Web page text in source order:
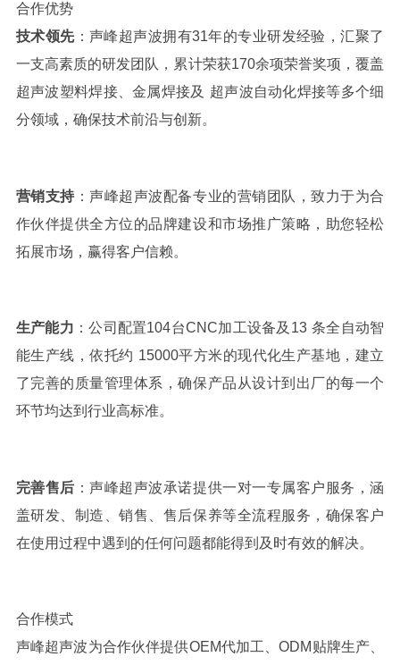
合作优势
技术领先：声峰超声波拥有31年的专业研发经验，汇聚了
一支高素质的研发团队，累计荣获170余项荣誉奖项，覆盖
超声波塑料焊接、金属焊接及 超声波自动化焊接等多个细
分领域，确保技术前沿与创新。
营销支持 ：声峰超声波配备专业的营销团队，致力于为合
作伙伴提供全方位的品牌建设和市场推广策略，助您轻松
拓展市场，赢得客户信赖。
生产能力 ：公司配置104台CNC加工设备及 13 条全自动智
能生产线，依托约 15000平方米的现代化生产基地，建立
了完善的质量管理体系，确保产品从设计到出厂的每一个
环节均达到行业高标准。
完善售后 ：声峰超声波承诺提供一对一专属客户服务，涵
盖研发、制造、销售、售后保养等全流程服务，确保客户
在使用过程中遇到的任何问题都能得到及时有效的解决。
合作模式
声峰超声波为合作伙伴提供OEM代加工、ODM 贴牌生产、